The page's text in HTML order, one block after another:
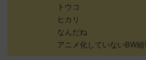
トウコ
ヒカリ
なんだね
アニメ化していないBW